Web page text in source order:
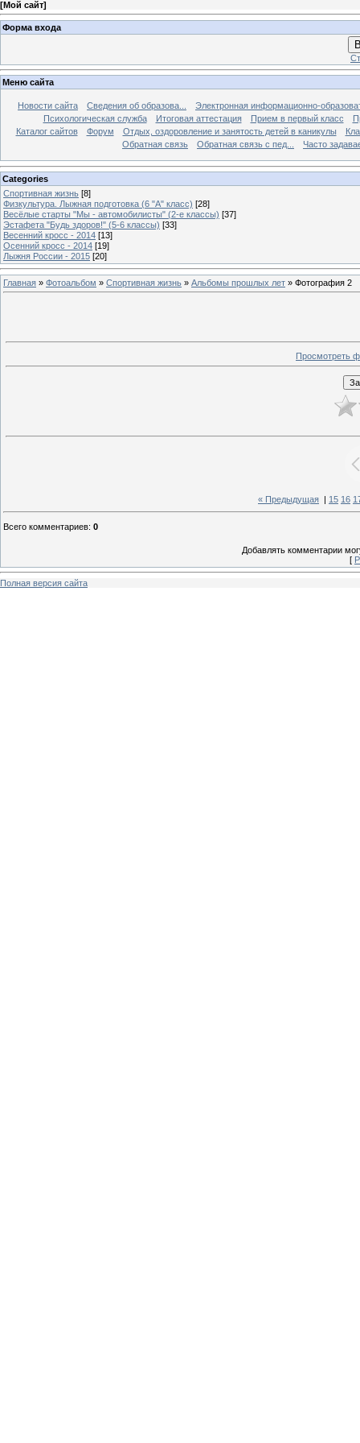
[Мой сайт]
Форма входа
Меню сайта
Новости сайта Сведения об образова...
Электронная информационно-
Психологическая служба
Итоговая аттестация Прием в первый класс
Каталог сайтов
Форум Отдых, оздоровление и занятость детей в каникулы
Обратная связь
Обратная связь с пед... Часто
Categories
Спортивная жизнь [8]
Физкультура. Лыжная подготовка (6 "А" класс) [28]
Весёлые старты "Мы - автомобилисты" (2-е классы) [37]
Эстафета "Будь здоров!" (5-6 классы) [33]
Весенний кросс - 2014 [13]
Осенний кросс - 2014 [19]
Лыжня России - 2015 [20]
Главная » Фотоальбом » Спортивная жизнь » Альбомы прошлых лет » Фотография 2
Просмотреть
« Предыдущая 15 16
Всего комментариев: 0
Добавлять комментарии
[
Полная версия сайта